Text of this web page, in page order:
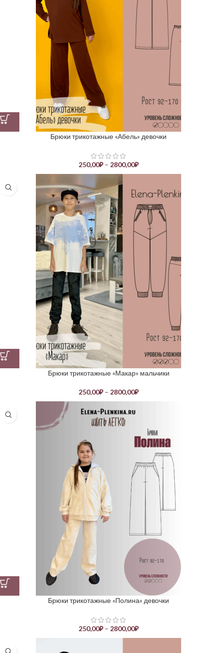
Брюки трикотажные «Абель» девочки
250,00₽ – 2800,00₽
Брюки трикотажные «Макар» мальчики
250,00₽ – 2800,00₽
Брюки трикотажные «Полина» девочки
250,00₽ – 2800,00₽